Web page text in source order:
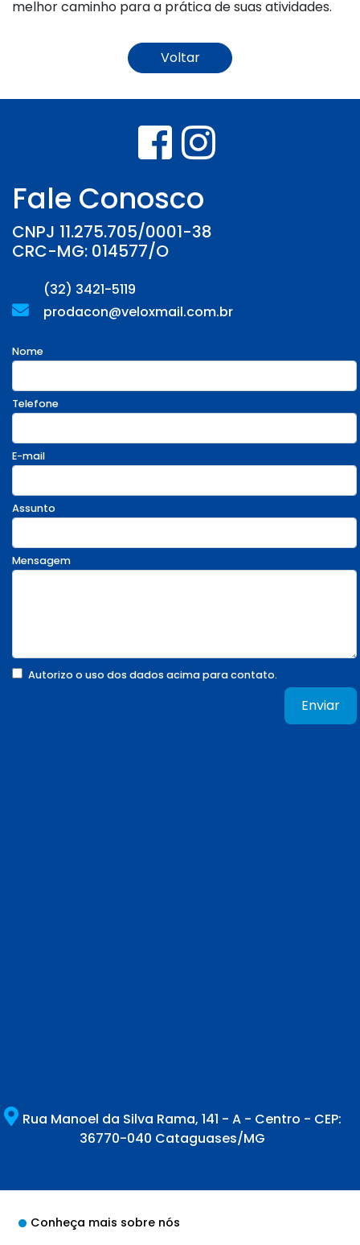
melhor caminho para a prática de suas atividades.
Voltar
Fale Conosco
CNPJ 11.275.705/0001-38
CRC-MG: 014577/O
(32) 3421-5119
prodacon@veloxmail.com.br
Nome
Telefone
E-mail
Assunto
Mensagem
Autorizo o uso dos dados acima para contato.
Enviar
Rua Manoel da Silva Rama, 141 - A - Centro - CEP:
36770-040 Cataguases/MG
Conheça mais sobre nós